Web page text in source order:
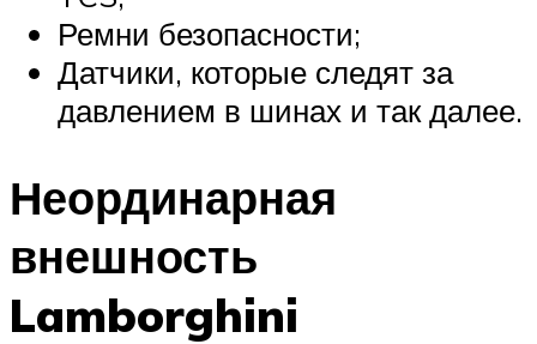
Ремни безопасности;
Датчики, которые следят за
давлением в шинах и так далее.
Неординарная
внешность
Lamborghini